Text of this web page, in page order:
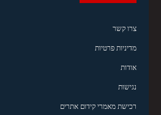
צרו קשר
מדיניות פרטיות
אודות
נגישות
רכישת מאמרי קידום אתרים